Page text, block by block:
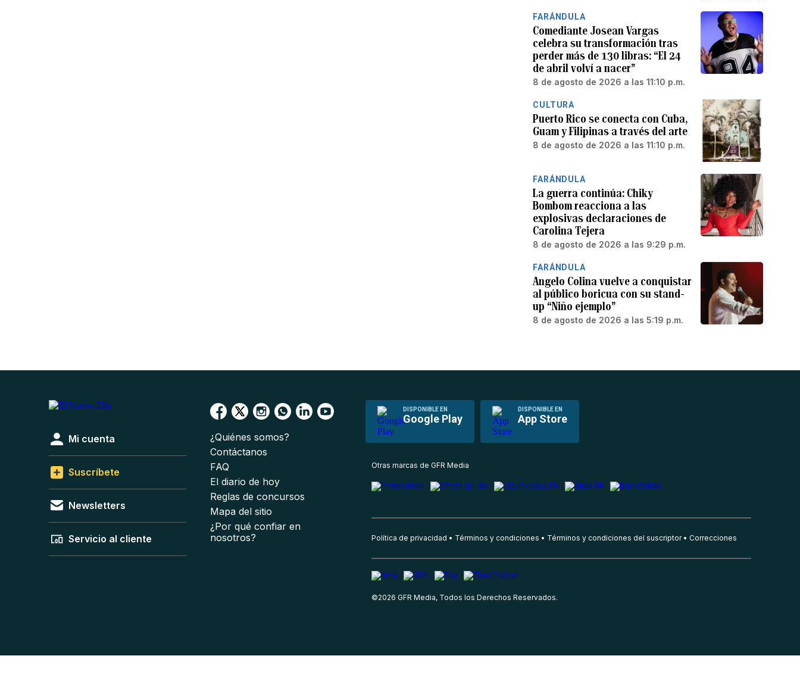
FARÁNDULA
Comediante Josean Vargas
celebra su transformación tras
perder más de 130 libras: “El 24
de abril volví a nacer”
8 de agosto de 2026 a las 11:10 p.m.
CULTURA
Puerto Rico se conecta con Cuba,
Guam y Filipinas a través del arte
8 de agosto de 2026 a las 11:10 p.m.
FARÁNDULA
La guerra continúa: Chiky
Bombom reacciona a las
explosivas declaraciones de
Carolina Tejera
8 de agosto de 2026 a las 9:29 p.m.
FARÁNDULA
Angelo Colina vuelve a conquistar
al público boricua con su stand-
up “Niño ejemplo”
8 de agosto de 2026 a las 5:19 p.m.
DISPONIBLE EN
Google Play
DISPONIBLE EN
App Store
Mi cuenta
Suscríbete
Newsletters
Servicio al cliente
¿Quiénes somos?
Contáctanos
FAQ
El diario de hoy
Reglas de concursos
Mapa del sitio
¿Por qué confiar en
nosotros?
Otras marcas de GFR Media
Política de privacidad Términos y condiciones Términos y condiciones del suscriptor Correcciones
©2026 GFR Media, Todos los Derechos Reservados.